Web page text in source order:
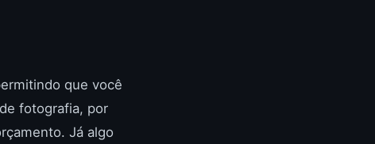
que você
fotografia, por
Já algo